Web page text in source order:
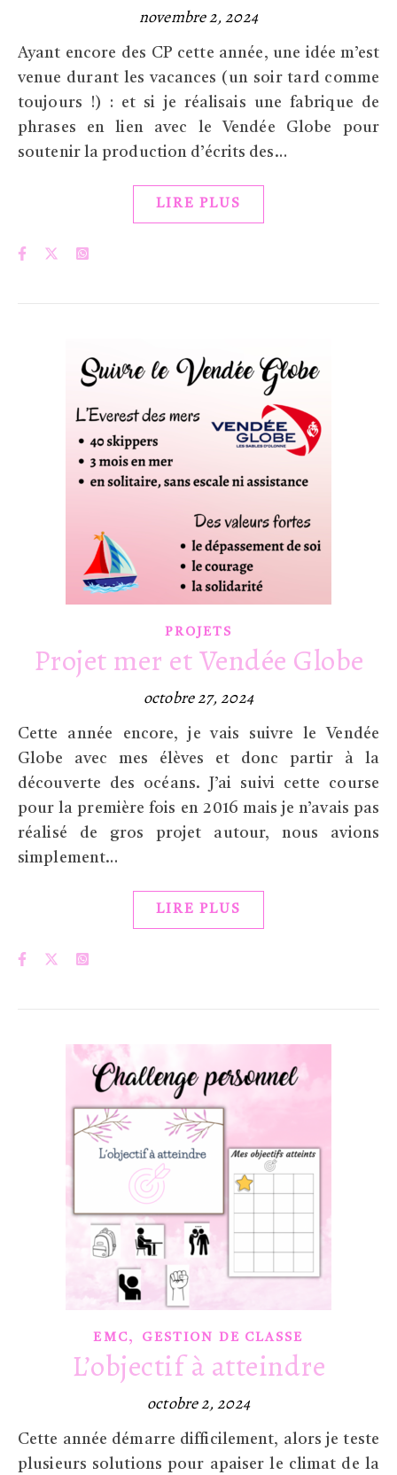
novembre 2, 2024
Ayant encore des CP cette année, une idée m’est
venue durant les vacances (un soir tard comme
toujours !) : et si je réalisais une fabrique de
phrases en lien avec le Vendée Globe pour
soutenir la production d’écrits des…
LIRE PLUS
PROJETS
Projet mer et Vendée Globe
octobre 27, 2024
Cette année encore, je vais suivre le Vendée
Globe avec mes élèves et donc partir à la
découverte des océans. J’ai suivi cette course
pour la première fois en 2016 mais je n’avais pas
réalisé de gros projet autour, nous avions
simplement…
LIRE PLUS
EMC, GESTION DE CLASSE
L’objectif à atteindre
octobre 2, 2024
Cette année démarre difficilement, alors je teste
plusieurs solutions pour apaiser le climat de la